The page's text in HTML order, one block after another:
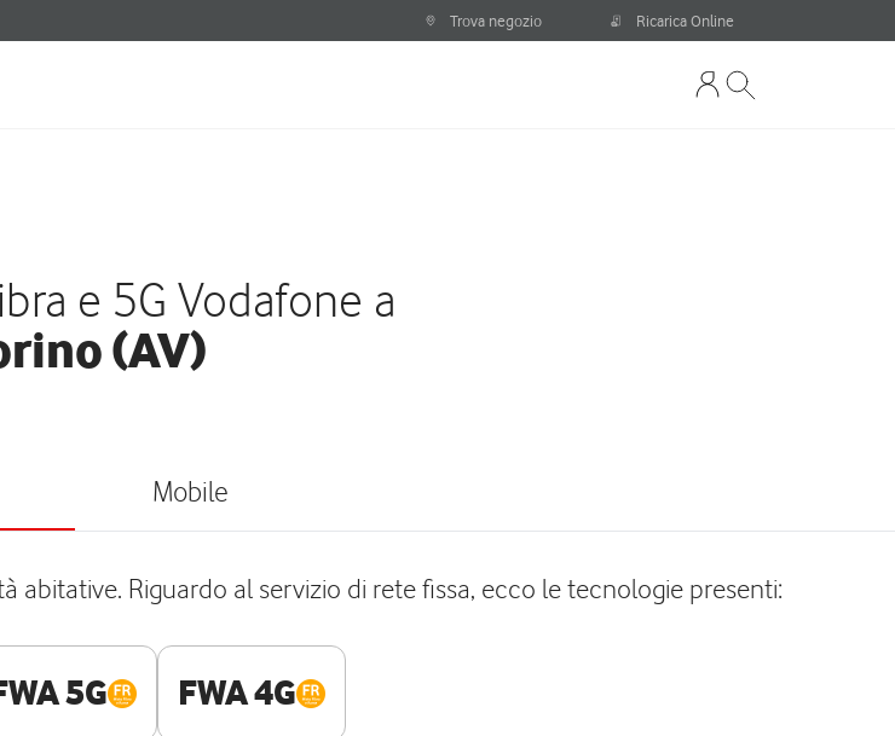
Trova negozio Ricarica Online
e 5G Vodafone a
(AV)
Mobile
Riguardo al servizio di rete fissa, ecco le tecnologie presenti:
5G FWA 4G